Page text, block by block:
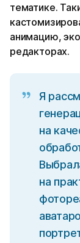
тематике.
анимацию,
редакторах.
Я
на
на